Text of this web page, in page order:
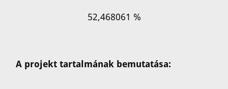
52,468061 %
A projekt tartalmának bemutatása: